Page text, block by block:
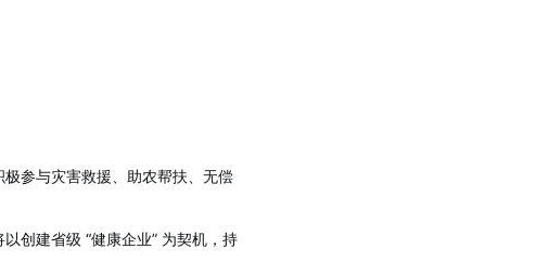
极参与灾害救援、助农帮扶、无偿
创建省级 “健康企业” 为契机，持